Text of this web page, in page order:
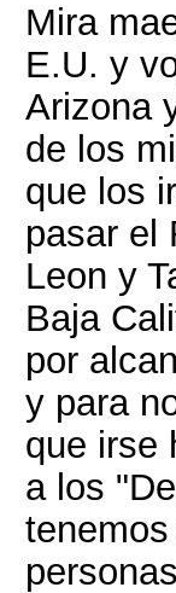
Mira
E.U. y
Arizona
de los
que los
pasar el
Leon y
Baja
por
y para
que irse
a los